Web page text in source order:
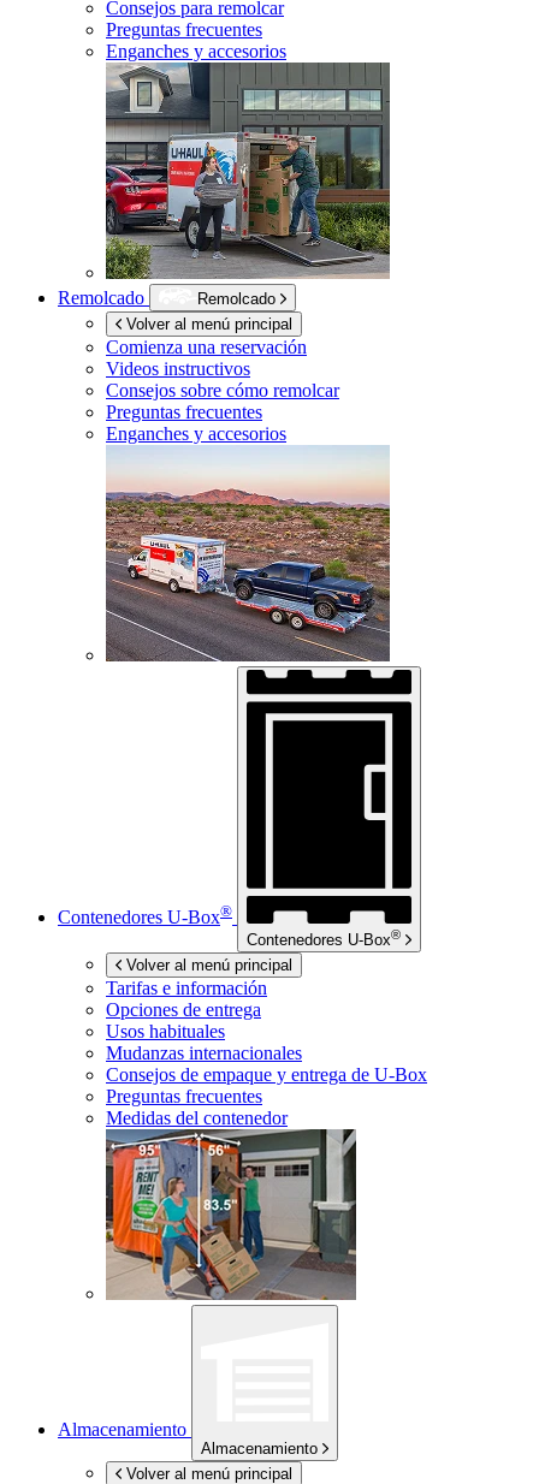
Consejos para remolcar
Preguntas frecuentes
Enganches y accesorios
Remolcado
Remolcado
Volver al menú principal
Comienza una reservación
Videos instructivos
Consejos sobre cómo remolcar
Preguntas frecuentes
Enganches y accesorios
Contenedores U-Box®
Contenedores U-Box®
Volver al menú principal
Tarifas e información
Opciones de entrega
Usos habituales
Mudanzas internacionales
Consejos de empaque y entrega de U-Box
Preguntas frecuentes
Medidas del contenedor
Almacenamiento
Almacenamiento
Volver al menú principal